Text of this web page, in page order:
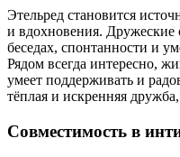
Этельред становится
и вдохновения. Дружеские
беседах, спонтанности и
Рядом всегда интересно,
умеет поддерживать и
тёплая и искренняя
Совместимость в